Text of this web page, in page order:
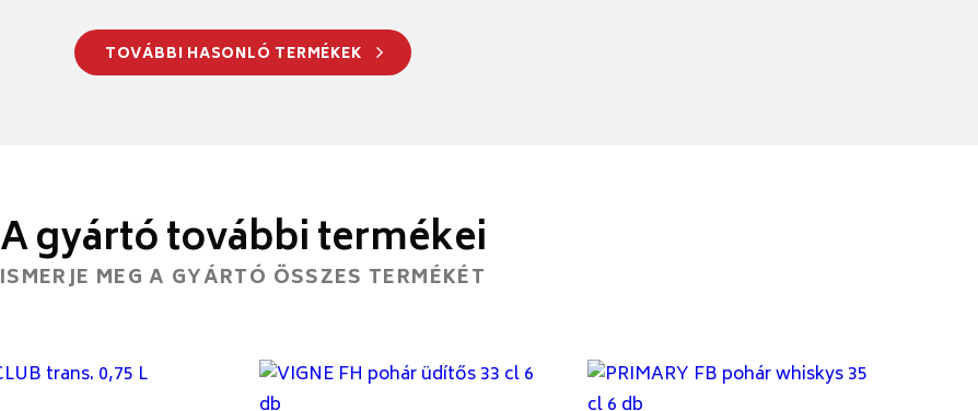
TOVÁBBI HASONLÓ TERMÉKEK
A gyártó további termékei
ISMERJE MEG A GYÁRTÓ ÖSSZES TERMÉKÉT